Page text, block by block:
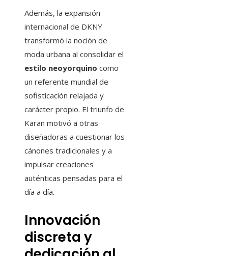
Además, la expansión
internacional de DKNY
transformó la noción de
moda urbana al consolidar el
estilo neoyorquino como
un referente mundial de
sofisticación relajada y
carácter propio. El triunfo de
Karan motivó a otras
diseñadoras a cuestionar los
cánones tradicionales y a
impulsar creaciones
auténticas pensadas para el
día a día.
Innovación
discreta y